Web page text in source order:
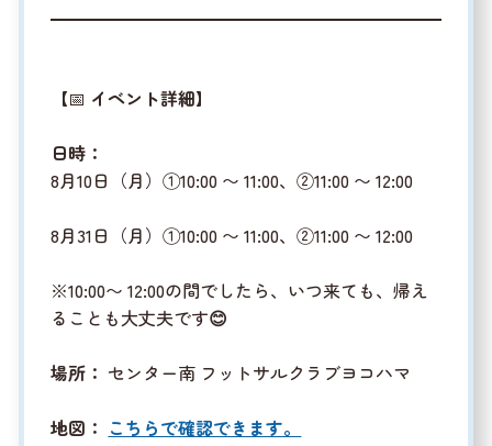
【📅 イベント詳細】
日時：
8月10日（月）①10:00 〜 11:00、②11:00 〜 12:00
8月31日（月）①10:00 〜 11:00、②11:00 〜 12:00
※10:00〜 12:00の間でしたら、いつ来ても、帰え
ることも大丈夫です😊
場所： センター南 フットサルクラブヨコハマ
地図： こちらで確認できます。